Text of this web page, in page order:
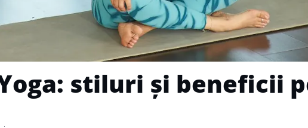
stiluri și beneficii